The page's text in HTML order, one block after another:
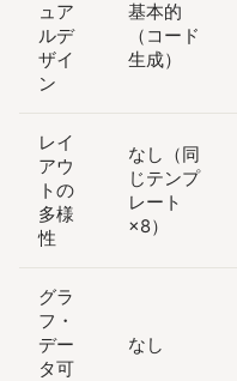
ュア
ルデ
ザイ
ン
基本的
（コード
生成）
レイ
アウ
トの
多様
性
なし（同
じテンプ
レート
×8）
グラ
フ・
デー
タ可
なし